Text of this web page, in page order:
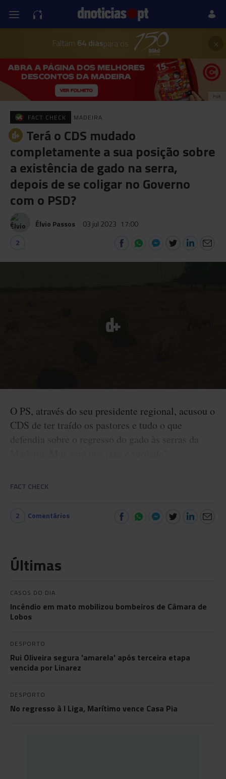
Faltam 64 diaspara os ×
PUB
FACT CHECK MADEIRA
Terá o CDS mudado
completamente a sua posição sobre
a existência de gado na serra,
depois de se coligar no Governo
com o PSD?
Élvio Passos 03 jul 2023 17:00
2
O PS, através do seu presidente regional, acusou o
CDS de ter traído os pastores e tudo o que
defendia sobre o regresso do gado às serras da
FACT CHECK
2 Comentários
Últimas
CASOS DO DIA
Incêndio em mato mobilizou bombeiros de Câmara de
Lobos
DESPORTO
Rui Oliveira segura 'amarela' após terceira etapa
vencida por Linarez
DESPORTO
No regresso à I Liga, Marítimo vence Casa Pia